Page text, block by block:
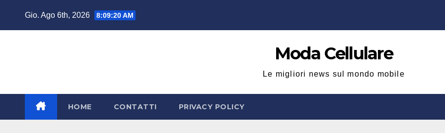
Gio. Ago 6th, 2026 8:09:21 AM
Moda Cellulare
Le migliori news sul mondo mobile
HOME CONTATTI PRIVACY POLICY